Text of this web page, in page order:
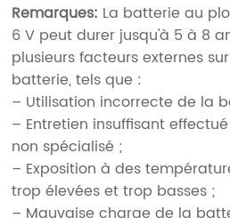
Remarques: La batterie au
6 V peut durer jusqu'à 5 à 8
plusieurs facteurs externes
batterie, tels que :
– Utilisation incorrecte de la
– Entretien insuffisant
non spécialisé ;
– Exposition à des
trop élevées et trop basses ;
– Mauvaise charge de la